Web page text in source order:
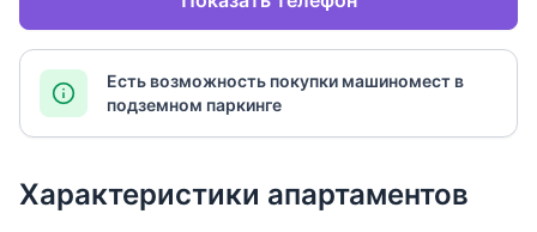
Есть возможность покупки машиномест в
подземном паркинге
Характеристики апартаментов